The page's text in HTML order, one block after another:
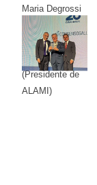
Maria Degrossi
(Presidente de
Apres Salud) y
Cristian Mazza
(Presidente de
ALAMI)